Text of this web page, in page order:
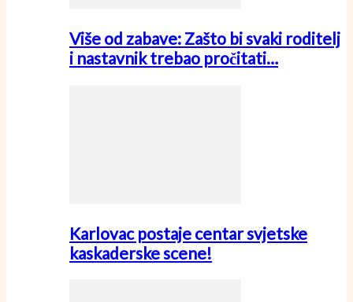
Više od zabave: Zašto bi svaki roditelj
i nastavnik trebao pročitati…
Karlovac postaje centar svjetske
kaskaderske scene!